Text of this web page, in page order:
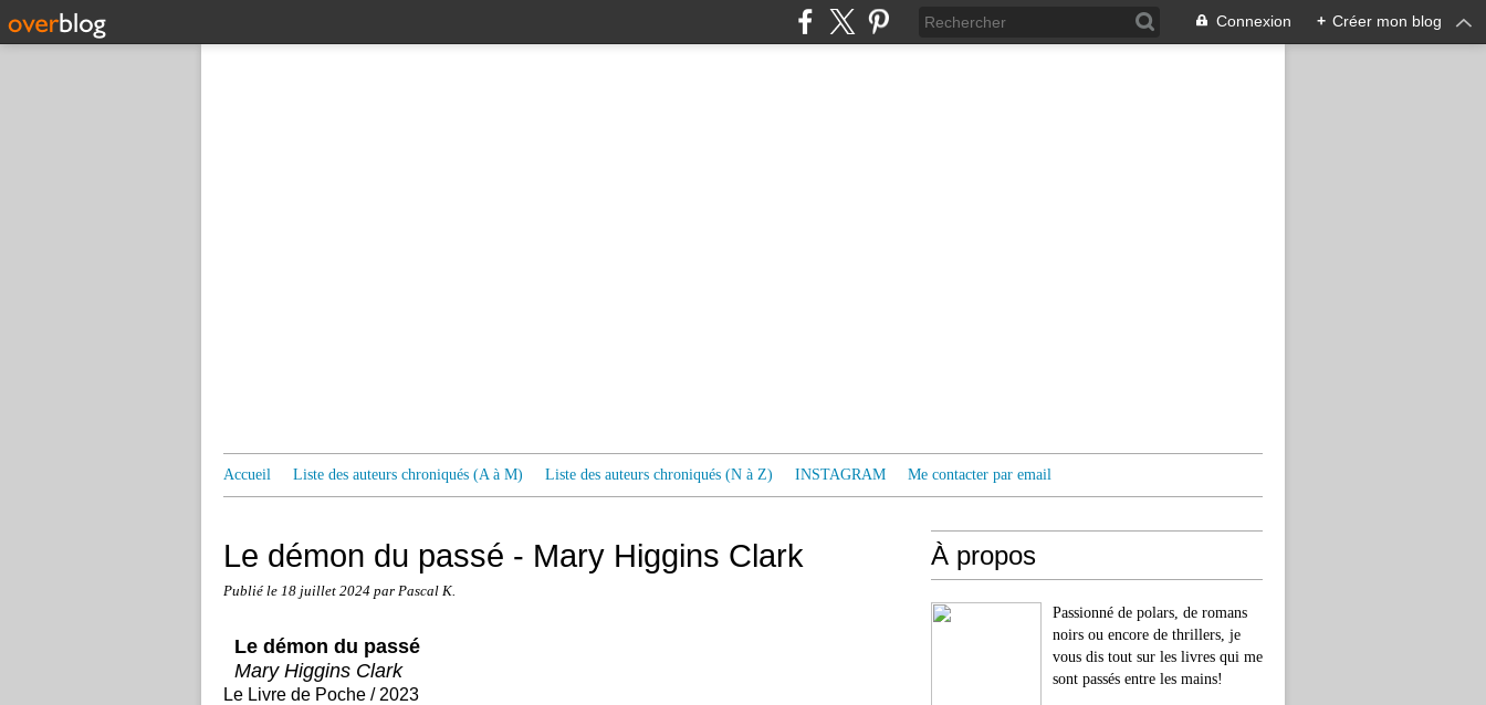
Connexion + Créer mon blog
Accueil Liste des auteurs chroniqués (A à M) Liste des auteurs chroniqués (N à Z) INSTAGRAM Me contacter par email
Le démon du passé - Mary Higgins Clark
Publié le 18 juillet 2024 par Pascal K.
Le démon du passé
Mary Higgins Clark
Le Livre de Poche / 2023
À propos
Passionné de polars, de romans
noirs ou encore de thrillers, je
vous dis tout sur les livres qui me
sont passés entre les mains!